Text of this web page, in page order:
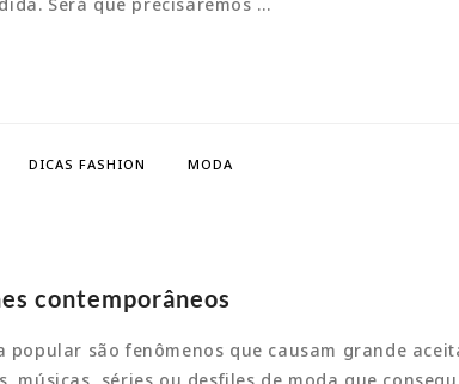
DICAS FASHION MODA
contemporâneos
são fenômenos que causam grande